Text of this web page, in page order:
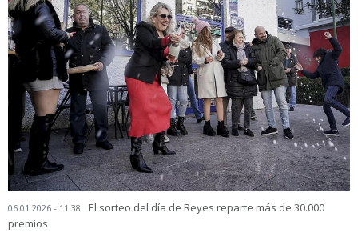
06.01.2026 - 11:38
El sorteo del día de Reyes reparte más de 30.000
premios